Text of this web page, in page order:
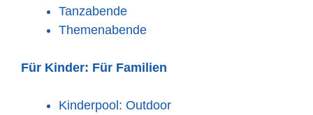
Tanzabende
Themenabende
Für Kinder: Für Familien
Kinderpool: Outdoor